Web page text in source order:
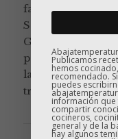
fascinado desde
Se trata de una
Grial de la
por la que se
la barbacoa
tratan sobre él,
Publicamos
hemos
recomendado.
puedes
información
compartir
cocineros,
general y de la
hay algunos